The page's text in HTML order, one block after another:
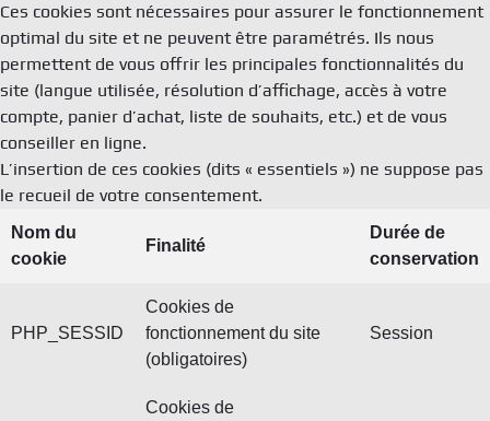
Ces cookies sont nécessaires pour assurer le fonctionnement
optimal du site et ne peuvent être paramétrés. Ils nous
permettent de vous offrir les principales fonctionnalités du
site (langue utilisée, résolution d’affichage, accès à votre
compte, panier d’achat, liste de souhaits, etc.) et de vous
conseiller en ligne.
L’insertion de ces cookies (dits « essentiels ») ne suppose pas
le recueil de votre consentement.
Nom du
cookie
Finalité
Durée de
conservation
PHP_SESSID
Cookies de
fonctionnement du site
(obligatoires)
Session
Cookies de